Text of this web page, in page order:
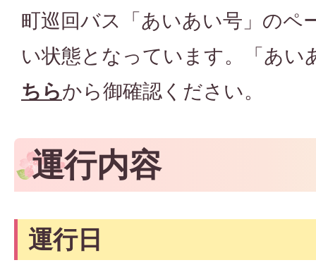
町巡回バス「あいあい号」のペ
い状態となっています。「あい
ちらから御確認ください。
運行内容
運行日